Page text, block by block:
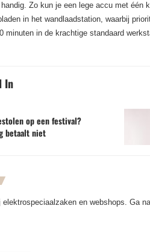
Zo kun je een lege accu met
in het wandlaadstation, waarbij
minuten in de krachtige standaard
In
op een festival?
betaalt niet
en webshops. Ga